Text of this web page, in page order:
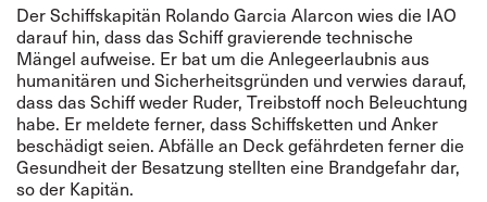
Der Schiffskapitän Rolando Garcia Alarcon wies die IAO
darauf hin, dass das Schiff gravierende technische
Mängel aufweise. Er bat um die Anlegeerlaubnis aus
humanitären und Sicherheitsgründen und verwies darauf,
dass das Schiff weder Ruder, Treibstoff noch Beleuchtung
habe. Er meldete ferner, dass Schiffsketten und Anker
beschädigt seien. Abfälle an Deck gefährdeten ferner die
Gesundheit der Besatzung stellten eine Brandgefahr dar,
so der Kapitän.